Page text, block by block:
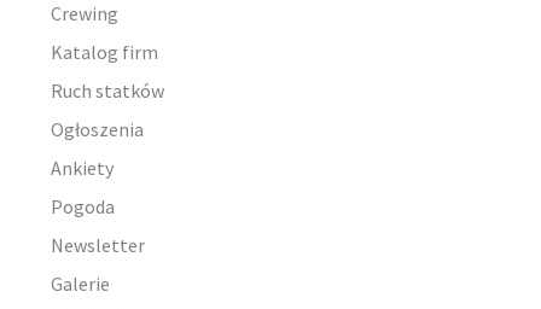
Crewing
Katalog firm
Ruch statków
Ogłoszenia
Ankiety
Pogoda
Newsletter
Galerie